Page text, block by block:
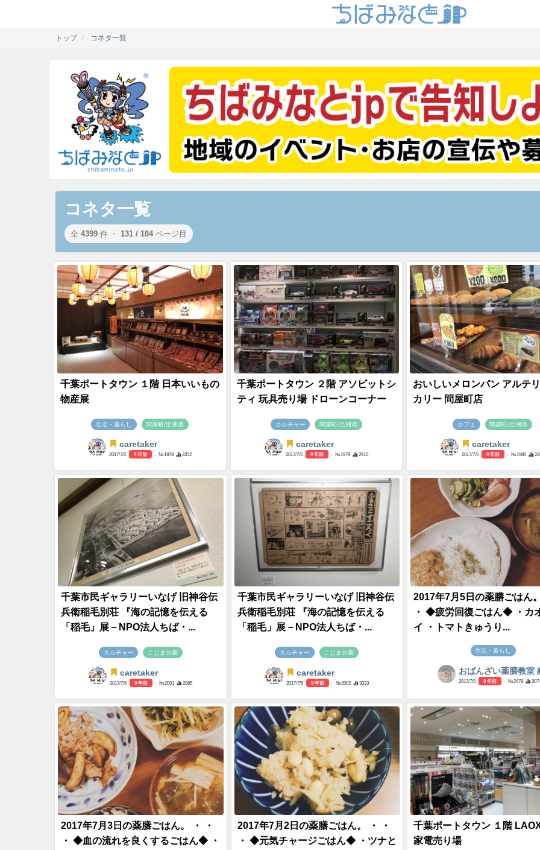
トップ コネタ一覧
コネタ一覧
全 4399 件 ・ 131 / 184 ページ目
千葉ポートタウン １階 日本いいもの
物産展
生活・暮らし 問屋町/出洲港
caretaker
2017/7/5 9 年前 - №1978 3352
千葉ポートタウン ２階 アソビットシ
ティ 玩具売り場 ドローンコーナー
カルチャー 問屋町/出洲港
caretaker
2017/7/5 9 年前 - №1979 2910
おいしいメロンパン アルテ
カリー 問屋町店
カフェ 問屋町/出洲港
caretaker
2017/7/5 9 年前 - №1980
千葉市民ギャラリーいなげ 旧神谷伝
兵衛稲毛別荘 『海の記憶を伝える
「稲毛」展－NPO法人ちば・...
カルチャー こじま公園
caretaker
2017/7/5 9 年前 - №2001 2885
千葉市民ギャラリーいなげ 旧神谷伝
兵衛稲毛別荘 『海の記憶を伝える
「稲毛」展－NPO法人ちば・...
カルチャー こじま公園
caretaker
2017/7/5 9 年前 - №2002 3333
2017年7月5日の薬膳ごはん
・ ◆疲労回復ごはん◆ ・カ
イ ・トマトきゅうり...
生活・暮らし
おばんざい薬膳教室
2017/7/5 9 年前 - №2478
2017年7月3日の薬膳ごはん。 ・ ・
・ ◆血の流れを良くするごはん◆ ・
2017年7月2日の薬膳ごはん。 ・ ・
・ ◆元気チャージごはん◆ ・ツナと
千葉ポートタウン １階
家電売り場